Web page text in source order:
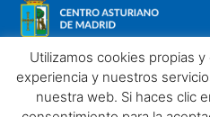
Aviso legalPolítica de privacidad
Utilizamos cookies propias
experiencia y nuestros
nuestra web. Si haces clic